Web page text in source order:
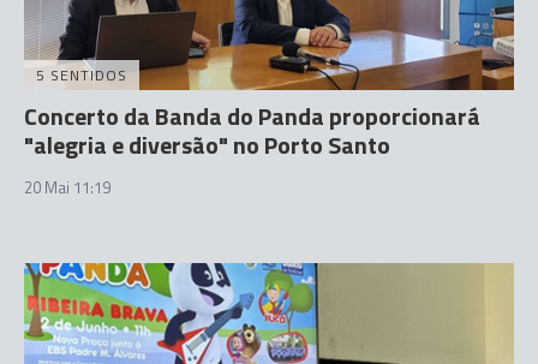
5 SENTIDOS
Concerto da Banda do Panda proporcionará
"alegria e diversão" no Porto Santo
20 Mai 11:19